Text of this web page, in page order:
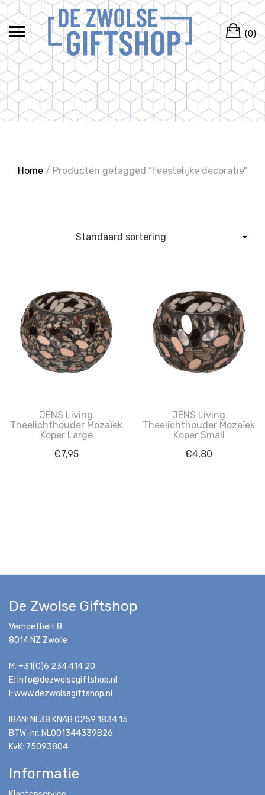
Ga
naar
de
inhoud
(0)
Home / Producten getagged “feestelijke decoratie”
JENS Living
Theelichthouder Mozaïek
Koper Large
€7,95
JENS Living
Theelichthouder Mozaïek
Koper Small
€4,80
De Zwolse Giftshop
Verhoefbelt 8
8014 NZ Zwolle
M: +31(0)6 234 414 20
E: info@dezwolsegiftshop.nl
I: www.dezwolsegiftshop.nl
IBAN: NL38 KNAB 0259 1834 15
BTW-nr: NL001344339B26
KvK: 75093804
Informatie